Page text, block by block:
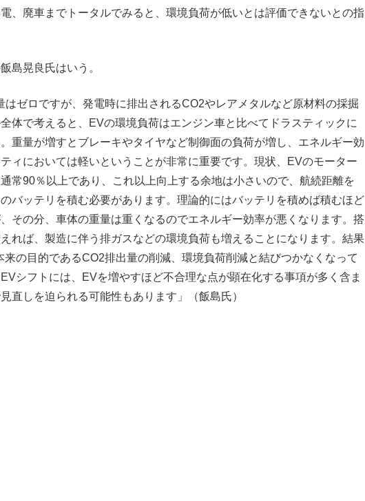
、廃車までトータルでみると、環境負荷が低いとは評価できないとの指
島晃良氏はいう。
はゼロですが、発電時に排出されるCO2やレアメタルなど原材料の採掘
体で考えると、EVの環境負荷はエンジン車と比べてドラスティックに
重量が増すとブレーキやタイヤなど制御面の負荷が増し、エネルギー効
ィにおいては軽いということが非常に重要です。現状、EVのモーター
常90％以上であり、これ以上向上する余地は小さいので、航続距離を
バッテリを積む必要があります。理論的にはバッテリを積めば積むほど
その分、車体の重量は重くなるのでエネルギー効率が悪くなります。搭
れば、製造に伴う排ガスなどの環境負荷も増えることになります。結果
の目的であるCO2排出量の削減、環境負荷削減と結びつかなくなって
シフトには、EVを増やすほど不合理な点が顕在化する事項が多く含ま
直しを迫られる可能性もあります」（飯島氏）